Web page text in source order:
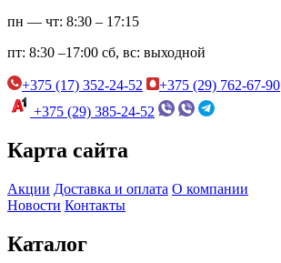
пн — чт: 8:30 – 17:15
пт: 8:30 –17:00 сб, вс: выходной
+375 (17) 352-24-52
+375 (29) 762-67-90
+375 (29) 385-24-52
Карта сайта
Акции Доставка и оплата О компании
Новости Контакты
Каталог